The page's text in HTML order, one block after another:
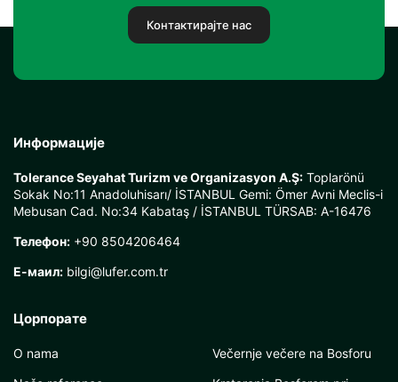
Контактирајте нас
Информације
Tolerance Seyahat Turizm ve Organizasyon A.Ş: Toplarönü
Sokak No:11 Anadoluhisarı/ İSTANBUL Gemi: Ömer Avni Meclis-i
Mebusan Cad. No:34 Kabataş / İSTANBUL TÜRSAB: A-16476
Телефон: +90 8504206464
Е-маил: bilgi@lufer.com.tr
Цорпорате
O nama
Večernje večere na Bosforu